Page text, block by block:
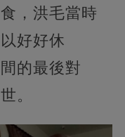
，洪毛當時
好好休
的最後對
。